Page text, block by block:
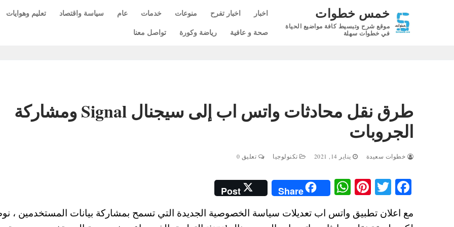
خمس خطوات
موقع شرح وتبسيط كافة مواضيع الحياة
في خطوات سهلة
اخبار اخبار تفرح منوعات خدمات عام سياسة واقتصاد
تعليم وهوايات
صحة و عافية
رياضة وكورة تواصل معنا
طرق نقل محادثات واتس اب إلى سيجنال Signal ومشاركة
الجروبات
خطوات سعيدة يناير 14, 2021 تكنولوجيا تعليق 0
Fa
ce
bo
T
wi
tte
Pi
nt
er
W
ha
ts
Share
Post
مع اعلان تطبيق واتس اب تعديلات سياسة الخصوصية الجديدة التي تسمح بمشاركة بيانات المستخدمين ،